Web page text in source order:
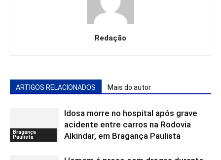
Redação
ARTIGOS RELACIONADOS Mais do autor
Bragança
Paulista
Idosa morre no hospital após grave
acidente entre carros na Rodovia
Alkindar, em Bragança Paulista